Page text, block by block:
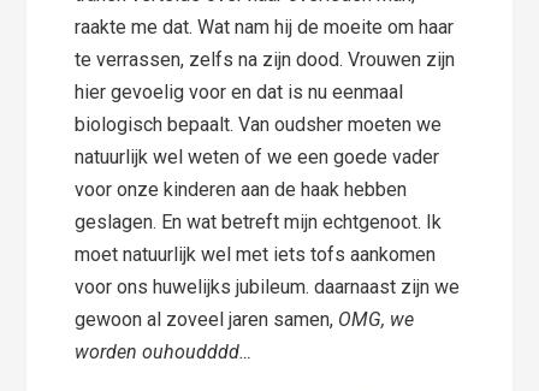
raakte me dat. Wat nam hij de moeite om haar
te verrassen, zelfs na zijn dood. Vrouwen zijn
hier gevoelig voor en dat is nu eenmaal
biologisch bepaalt. Van oudsher moeten we
natuurlijk wel weten of we een goede vader
voor onze kinderen aan de haak hebben
geslagen. En wat betreft mijn echtgenoot. Ik
moet natuurlijk wel met iets tofs aankomen
voor ons huwelijks jubileum. daarnaast zijn we
gewoon al zoveel jaren samen, OMG, we
worden ouhoudddd…